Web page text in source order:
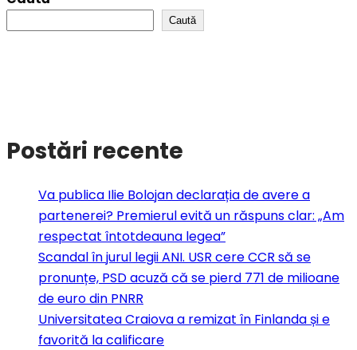
Caută
Postări recente
Va publica Ilie Bolojan declarația de avere a
partenerei? Premierul evită un răspuns clar: „Am
respectat întotdeauna legea”
Scandal în jurul legii ANI. USR cere CCR să se
pronunțe, PSD acuză că se pierd 771 de milioane
de euro din PNRR
Universitatea Craiova a remizat în Finlanda și e
favorită la calificare